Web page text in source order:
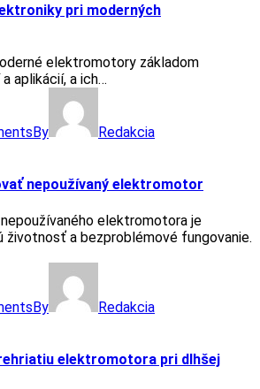
pri moderných
elektromotory základom
aplikácií, a ich…
By
Redakcia
nepoužívaný elektromotor
elektromotora je
životnosť a bezproblémové fungovanie.
By
Redakcia
elektromotora pri dlhšej